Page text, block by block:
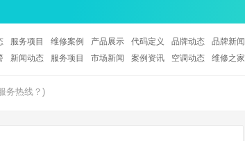
服务项目 维修案例 产品展示 代码定义 品牌动态 品牌新闻
新闻动态 服务项目 市场新闻 案例资讯 空调动态 维修之家
务热线？)